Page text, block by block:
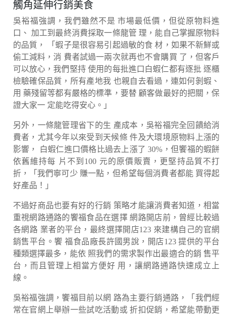
觸角延伸行銷美食
吳裕福強調，我們雖然不是 市場最低價，但從原物料進
口、 加工到最終消費採取一條龍管 理，能自己掌握原物料
的品質， 「蝦子是很容易引起過敏的食 材，如果不新鮮或
偷工減料，消 費者試過一兩次就再也不會購買 了，但客戶
可以放心，我們堅持 使用的每批進口白蝦仁都有逐批 逐櫃
檢驗確保品質，所有產地我 也親自去看過，連如何剝蝦、
用 藥殘留等都有嚴格的標準，要替 顧客做最好的把關，保
證大家一 定能吃得安心。」
另外，一條龍管理省下的生 產成本，吳裕福完全回饋給消
費者，尤其今年以來受到天候條 件及大環境原物料上漲的
影響， 白蝦仁進口價格比過去上漲了 30%，但饗福的蝦餅
依舊維持每 片不到100 元的原價販賣，更堅持品質不打
折，「我們寧可少 賺一點，但希望每個消費者都能 買得起
好產品！」
不過好商品也要有好的行銷 策略才能讓消費者知道，相當
重視網路通路的饗福食品在選擇 網路開店前，曾經比較過
各網路 業者的平台，最終選擇開店123 來建構自己的官網
銷售平台。饗 福食品廠長許國男說，開店123 提供的平台
種類選擇最多，能依 照我們的需求製作出最適合的銷 售平
台，而且管理上相當方便好 用，讓網路通路快速成立上
線。
吳裕福強調，饗福目前以網 路為主要行銷通路，「我們經
常在官網上舉辦一些試吃活動或 折扣促銷，希望能帶動更